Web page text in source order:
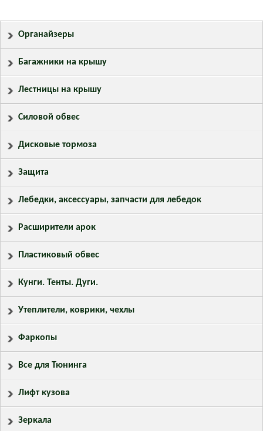
Органайзеры
Багажники на крышу
Лестницы на крышу
Силовой обвес
Дисковые тормоза
Защита
Лебедки, аксессуары, запчасти для лебедок
Расширители арок
Пластиковый обвес
Кунги. Тенты. Дуги.
Утеплители, коврики, чехлы
Фаркопы
Все для Тюнинга
Лифт кузова
Зеркала